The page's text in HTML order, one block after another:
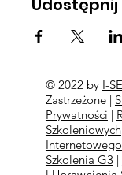
© 2022 by I-
Zastrzeżone |
Prywatności |
Szkoleniowych
Internetowego
Szkolenia G3 |